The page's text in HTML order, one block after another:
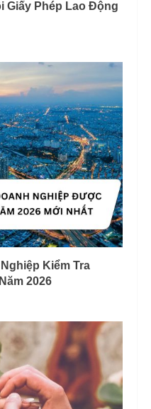
Giấy Phép Lao Động
Kiểm Tra
2026